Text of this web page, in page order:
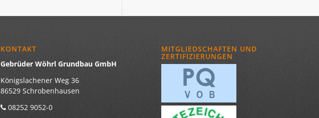
KONTAKT
Gebrüder Wöhrl Grundbau GmbH
Königslachener Weg 36
86529 Schrobenhausen
08252 9052-0
MITGLIEDSCHAFTEN UND
ZERTIFIZIERUNGEN